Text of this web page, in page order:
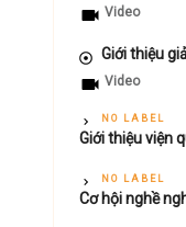
Video
Giới thiệu
Video
NO LABEL
Giới thiệu viện
NO LABEL
Cơ hội nghề